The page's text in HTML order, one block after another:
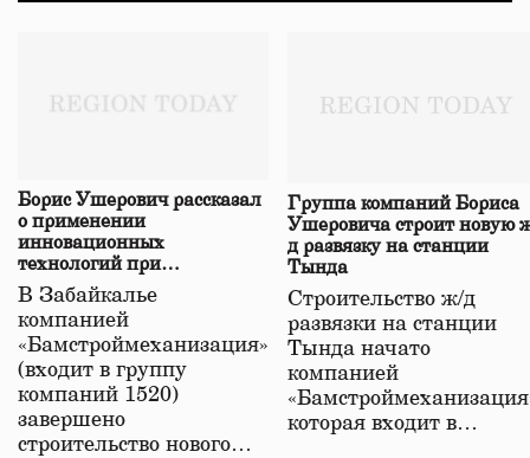
Борис Ушерович рассказал
о применении
инновационных
технологий при
строительстве нового моста
в Забайкалье
В Забайкалье
компанией
«Бамстроймеханизация»
(входит в группу
компаний 1520)
завершено
строительство нового…
Группа компаний Бориса
Ушеровича строит новую
д развязку на станции
Тында
Строительство ж/д
развязки на станции
Тында начато
компанией
которая входит в…